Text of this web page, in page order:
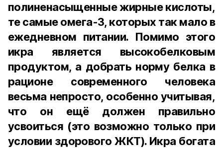
полиненасыщенные жирные кислоты,
те самые омега-3, которых так мало в
ежедневном питании. Помимо этого
икра является высокобелковым
продуктом, а добрать норму белка в
рационе современного человека
весьма непросто, особенно учитывая,
что он ещё должен правильно
усвоиться (это возможно только при
условии здорового ЖКТ). Икра богата